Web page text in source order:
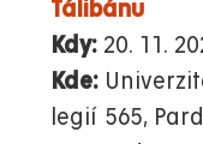
Tálibánu
Kdy: 20. 11.
Kde:
legií 565,